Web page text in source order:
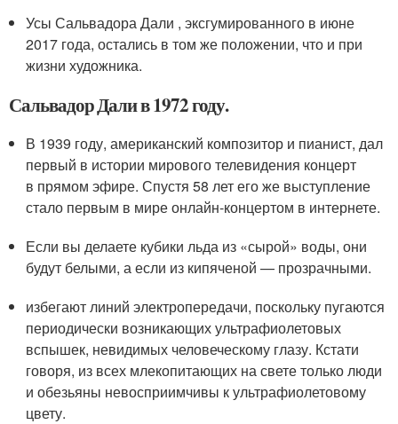
Усы Сальвадора Дали , эксгумированного в июне
2017 года, остались в том же положении, что и при
жизни художника.
Сальвадор Дали в 1972 году.
В 1939 году, американский композитор и пианист, дал
первый в истории мирового телевидения концерт
в прямом эфире. Спустя 58 лет его же выступление
стало первым в мире онлайн-концертом в интернете.
Если вы делаете кубики льда из «сырой» воды, они
будут белыми, а если из кипяченой — прозрачными.
избегают линий электропередачи, поскольку пугаются
периодически возникающих ультрафиолетовых
вспышек, невидимых человеческому глазу. Кстати
говоря, из всех млекопитающих на свете только люди
и обезьяны невосприимчивы к ультрафиолетовому
цвету.